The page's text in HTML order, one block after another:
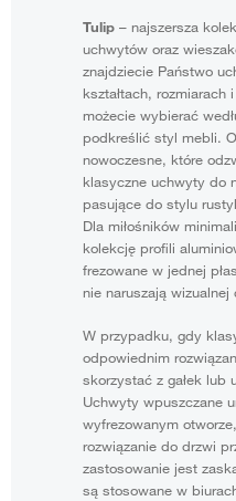
Tulip – najszersza
uchwytów oraz
znajdziecie Państwo
kształtach,
możecie wybierać
podkreślić styl mebli.
nowoczesne, które
klasyczne uchwyty do
pasujące do stylu
Dla miłośników
kolekcję profili
frezowane w jednej
nie naruszają
W przypadku, gdy
odpowiednim
skorzystać z gałek lub
Uchwyty wpuszczane
wyfrezowanym
rozwiązanie do drzwi
zastosowanie jest
są stosowane w